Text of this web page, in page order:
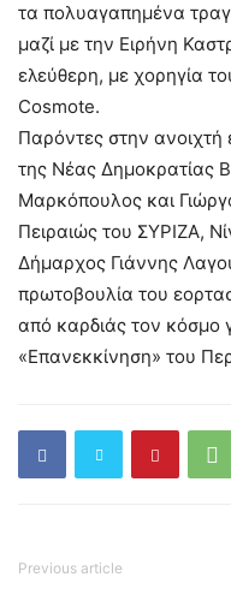
τα πολυαγαπημένα
μαζί με την Ειρήνη
ελεύθερη, με χορηγία
Cosmote.
Παρόντες στην ανοιχτή
της Νέας Δημοκρατίας
Μαρκόπουλος και
Πειραιώς του ΣΥΡΙΖΑ,
Δήμαρχος Γιάννης
πρωτοβουλία του
από καρδιάς τον κόσμο
«Επανεκκίνηση» του
Previous article